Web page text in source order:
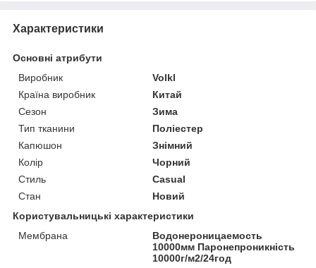
Характеристики
Основні атрибути
Виробник
Volkl
Країна виробник
Китай
Сезон
Зима
Тип тканини
Поліестер
Капюшон
Знімний
Колір
Чорний
Стиль
Casual
Стан
Новий
Користувальницькі характеристики
Мембрана
Водонероницаемость
10000мм Паронепроникність
10000г/м2/24год